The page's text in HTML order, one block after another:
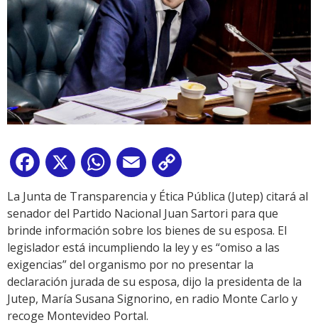
Facebook
X WhatsApp
Email
Link
La Junta de Transparencia y Ética Pública (Jutep) citará al
senador del Partido Nacional Juan Sartori para que
brinde información sobre los bienes de su esposa. El
legislador está incumpliendo la ley y es “omiso a las
exigencias” del organismo por no presentar la
declaración jurada de su esposa, dijo la presidenta de la
Jutep, María Susana Signorino, en radio Monte Carlo y
recoge Montevideo Portal.